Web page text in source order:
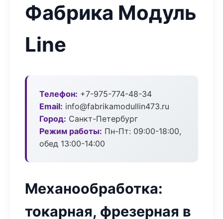
Фабрика Модуль
Line
Телефон: +7-975-774-48-34
Email: info@fabrikamodullin473.ru
Город: Санкт-Петербург
Режим работы: Пн-Пт: 09:00-18:00,
обед 13:00-14:00
Механообработка:
токарная, фрезерная в